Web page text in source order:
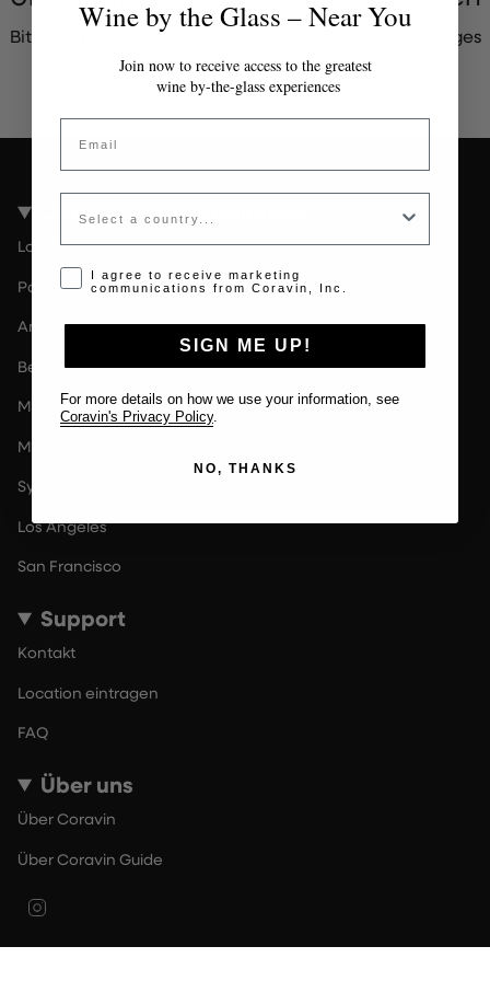
Bitte kontaktieren Sie den Administrator für ein gültiges
Token.
Coravin Guide Standorte
London
Paris
Amsterdam
Berlin
Milan
Melbourne
Sydney
Los Angeles
San Francisco
Support
Kontakt
Location eintragen
FAQ
Über uns
Über Coravin
Über Coravin Guide
Wine by the Glass – Near You
Join now to receive access to the greatest
wine by-the-glass experiences
Email
Country
Opt-in disclaimer
I agree to receive marketing
communications from Coravin, Inc.
SIGN ME UP!
For more details on how we use your information, see
Coravin's Privacy Policy
NO, THANKS